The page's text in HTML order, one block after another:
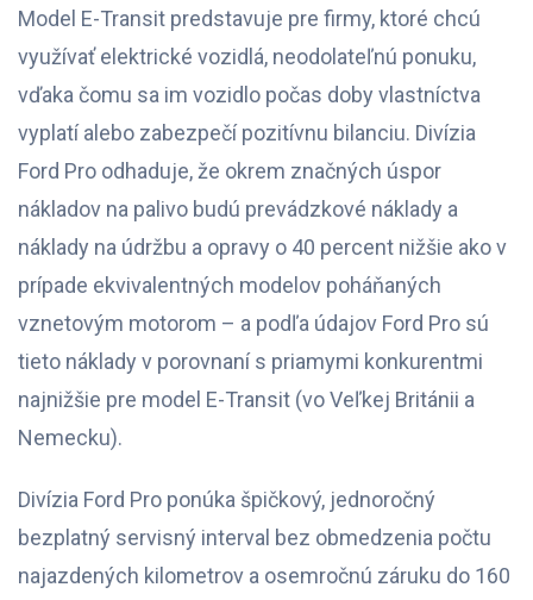
Model E-Transit predstavuje pre firmy, ktoré chcú
využívať elektrické vozidlá, neodolateľnú ponuku,
vďaka čomu sa im vozidlo počas doby vlastníctva
vyplatí alebo zabezpečí pozitívnu bilanciu. Divízia
Ford Pro odhaduje, že okrem značných úspor
nákladov na palivo budú prevádzkové náklady a
náklady na údržbu a opravy o 40 percent nižšie ako v
prípade ekvivalentných modelov poháňaných
vznetovým motorom – a podľa údajov Ford Pro sú
tieto náklady v porovnaní s priamymi konkurentmi
najnižšie pre model E-Transit (vo Veľkej Británii a
Nemecku).
Divízia Ford Pro ponúka špičkový, jednoročný
bezplatný servisný interval bez obmedzenia počtu
najazdených kilometrov a osemročnú záruku do 160